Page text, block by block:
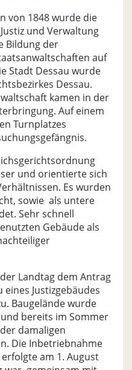
von 1848 wurde die
und Verwaltung
Bildung der
auf
Stadt Dessau wurde
Dessau.
kamen in der
Auf einem
Turnplatzes
und orientierte sich
Es wurden
sowie als untere
Sehr schnell
Gebäude als
Landtag dem Antrag
Justizgebäudes
Baugelände wurde
bereits im Sommer
damaligen
Die Inbetriebnahme
am 1. August